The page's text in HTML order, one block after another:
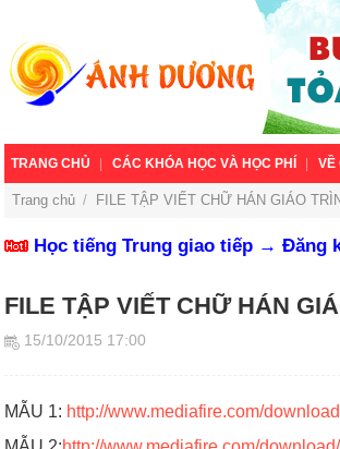
TRANG CHỦ CÁC KHÓA HỌC VÀ HỌC PHÍ VỀ
Trang chủ / FILE TẬP VIẾT CHỮ HÁN GIÁO
Học tiếng Trung giao tiếp → Đăng
FILE TẬP VIẾT CHỮ HÁN
15/10/2015 17:00
MẪU 1: http://www.mediafire.com/